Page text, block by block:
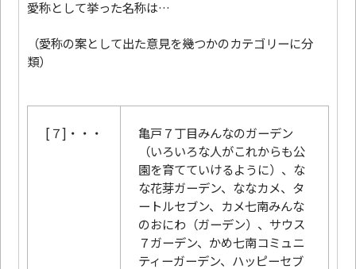
愛称として挙った名称は…
（愛称の案として出た意見を幾つかのカテゴリーに分
類）
[７]・・・
亀戸７丁目みんなのガーデン
（いろいろな人がこれからも公
園を育てていけるように）、な
な花芽ガーデン、ななカメ、タ
ートルセブン、カメ七南みんな
のおにわ（ガーデン）、サウス
７ガーデン、かめ七南コミュニ
ティーガーデン、ハッピーセブ